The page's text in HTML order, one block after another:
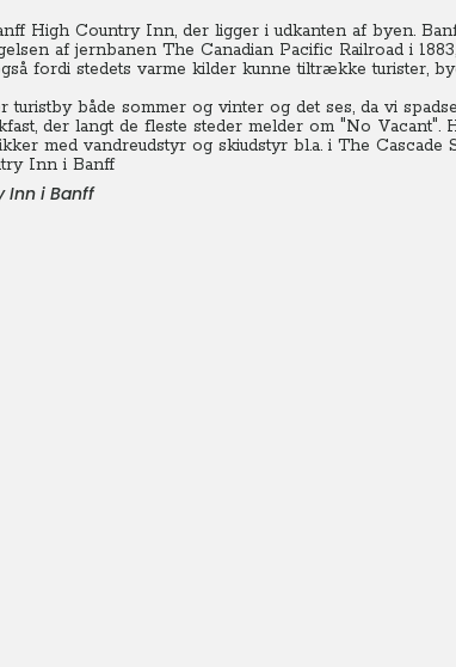
High Country Inn, der ligger i udkanten af byen.
af jernbanen The Canadian Pacific Railroad i
fordi stedets varme kilder kunne tiltrække turister,
både sommer og vinter og det ses, da vi
der langt de fleste steder melder om "No Vacant".
med vandreudstyr og skiudstyr bl.a. i The Cascade
Inn i Banff